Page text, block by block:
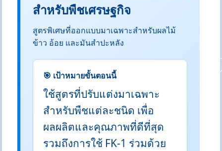
สำหรับพืชเศรษฐกิจ
สูตรพิเศษที่ออกแบบมาเฉพาะสำหรับผลไม้
ข้าว อ้อย และมันสำปะหลัง
🎯 เป้าหมายขั้นตอนนี้
ใช้สูตรที่ปรับแต่งมาเฉพาะ
สำหรับพืชแต่ละชนิด เพื่อ
ผลผลิตและคุณภาพที่ดีที่สุด
รวมถึงการใช้ FK-1 ร่วมด้วย